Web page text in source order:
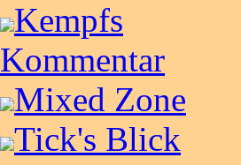
Kempfs
Kommentar
Mixed Zone
Tick's Blick